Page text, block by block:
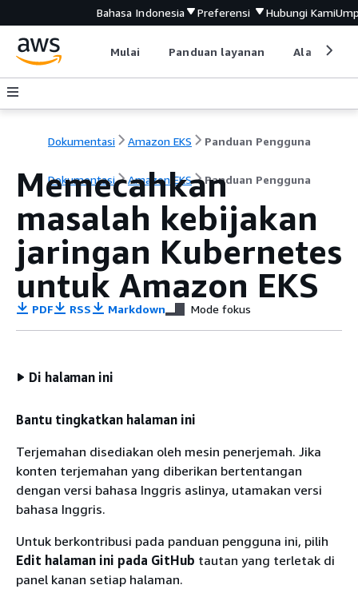
Bahasa Indonesia Preferensi Hubungi Kami
Mulai Panduan layanan Alat
Dokumentasi Amazon EKS Panduan Pengguna
Dokumentasi Amazon EKS Panduan Pengguna
Memecahkan
masalah kebijakan
jaringan Kubernetes
untuk Amazon EKS
PDF RSS Markdown Mode fokus
Di halaman ini
Bantu tingkatkan halaman ini
Terjemahan disediakan oleh mesin penerjemah. Jika
konten terjemahan yang diberikan bertentangan
dengan versi bahasa Inggris aslinya, utamakan versi
bahasa Inggris.
Untuk berkontribusi pada panduan pengguna ini, pilih
Edit halaman ini pada GitHub tautan yang terletak di
panel kanan setiap halaman.